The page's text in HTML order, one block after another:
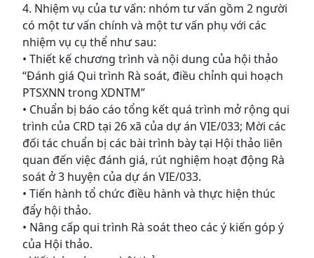
4. Nhiệm vụ của tư vấn: nhóm tư vấn gồm 2 người
có một tư vấn chính và một tư vấn phụ với các
nhiệm vụ cụ thể như sau:
• Thiết kế chương trình và nội dung của hội thảo
“Đánh giá Qui trình Rà soát, điều chỉnh qui hoạch
PTSXNN trong XDNTM”
• Chuẩn bị báo cáo tổng kết quá trình mở rộng qui
trình của CRD tại 26 xã của dự án VIE/033; Mời các
đối tác chuẩn bị các bài trình bày tại Hội thảo liên
quan đến việc đánh giá, rút nghiệm hoạt động Rà
soát ở 3 huyện của dự án VIE/033.
• Tiến hành tổ chức điều hành và thực hiện thúc
đẩy hội thảo.
• Nâng cấp qui trình Rà soát theo các ý kiến góp ý
của Hội thảo.